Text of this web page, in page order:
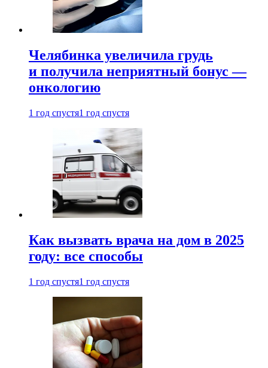
Челябинка увеличила грудь
и получила неприятный бонус —
онкологию
1 год спустя1 год спустя
Как вызвать врача на дом в 2025
году: все способы
1 год спустя1 год спустя